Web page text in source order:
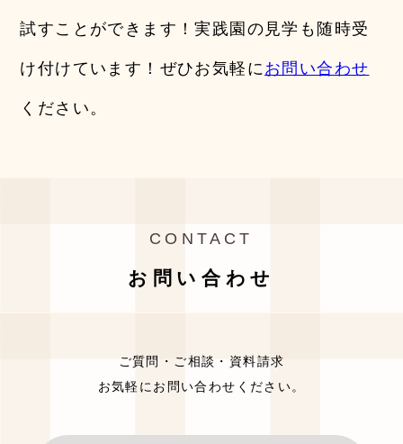
試すことができます！実践園の見学も随時受
け付けています！ぜひお気軽にお問い合わせ
ください。
CONTACT
お問い合わせ
ご質問・ご相談・資料請求
お気軽にお問い合わせください。